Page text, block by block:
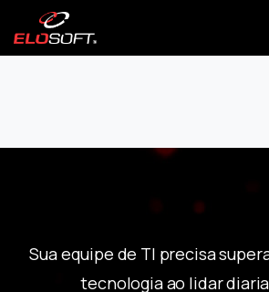
Sua equipe de TI precisa
tecnologia ao lidar